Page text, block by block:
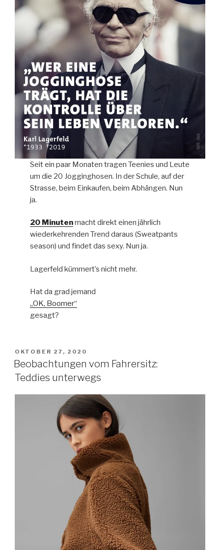
Seit ein paar Monaten tragen Teenies und Leute
um die 20 Jogginghosen. In der Schule, auf der
Strasse, beim Einkaufen, beim Abhängen. Nun
ja.
20 Minutenmacht direkt einen jährlich
wiederkehrenden Trend daraus (Sweatpants
season) und findet das sexy. Nun ja.
Lagerfeld kümmert’s nicht mehr.
Hat da grad jemand
„OK, Boomer“
gesagt?
VERÖFFENTLICHT
AM
OKTOBER 27, 2020
Beobachtungen vom Fahrersitz:
Teddies unterwegs